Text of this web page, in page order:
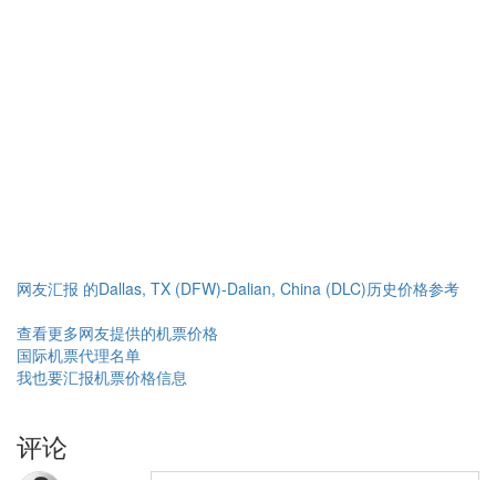
网友汇报 的Dallas, TX (DFW)-Dalian, China (DLC)历史价格参考
查看更多网友提供的机票价格
国际机票代理名单
我也要汇报机票价格信息
评论